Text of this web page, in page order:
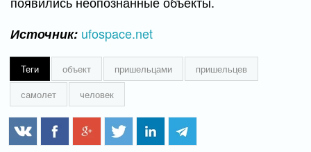
Источник: ufospace.net
Теги объект пришельцами
пришельцев
самолет
человек